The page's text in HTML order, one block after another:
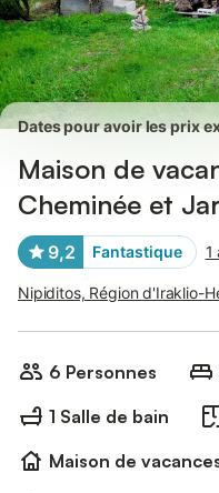
Dates pour avoir les prix
Maison de
Cheminée et
9,2 Fantastique 1
Nipiditos, Région d'Iraklio-
6 Personnes
1 Salle de bain
Maison de